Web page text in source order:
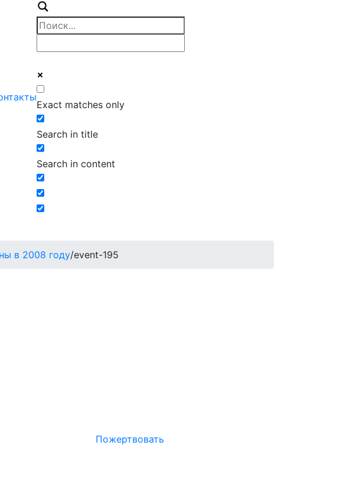
Exact matches only
Search in title
Search in content
в 2008 году/event-195
Пожертвовать